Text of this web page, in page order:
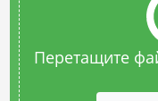
Перетащите